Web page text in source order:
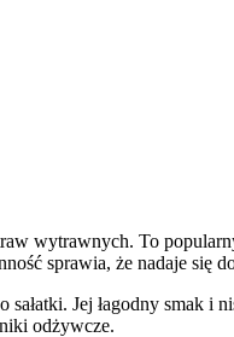
wytrawnych. To
sprawia, że nadaje się
Jej łagodny smak i
odżywcze.